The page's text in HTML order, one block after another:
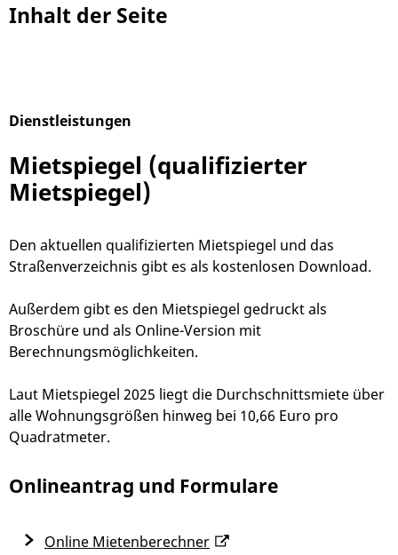
Inhalt der Seite
Dienstleistungen
Mietspiegel (qualifizierter
Mietspiegel)
Den aktuellen qualifizierten Mietspiegel und das
Straßenverzeichnis gibt es als kostenlosen Download.
Außerdem gibt es den Mietspiegel gedruckt als
Broschüre und als Online-Version mit
Berechnungsmöglichkeiten.
Laut Mietspiegel 2025 liegt die Durchschnittsmiete über
alle Wohnungsgrößen hinweg bei 10,66 Euro pro
Quadratmeter.
Onlineantrag und Formulare
Online Mietenberechner